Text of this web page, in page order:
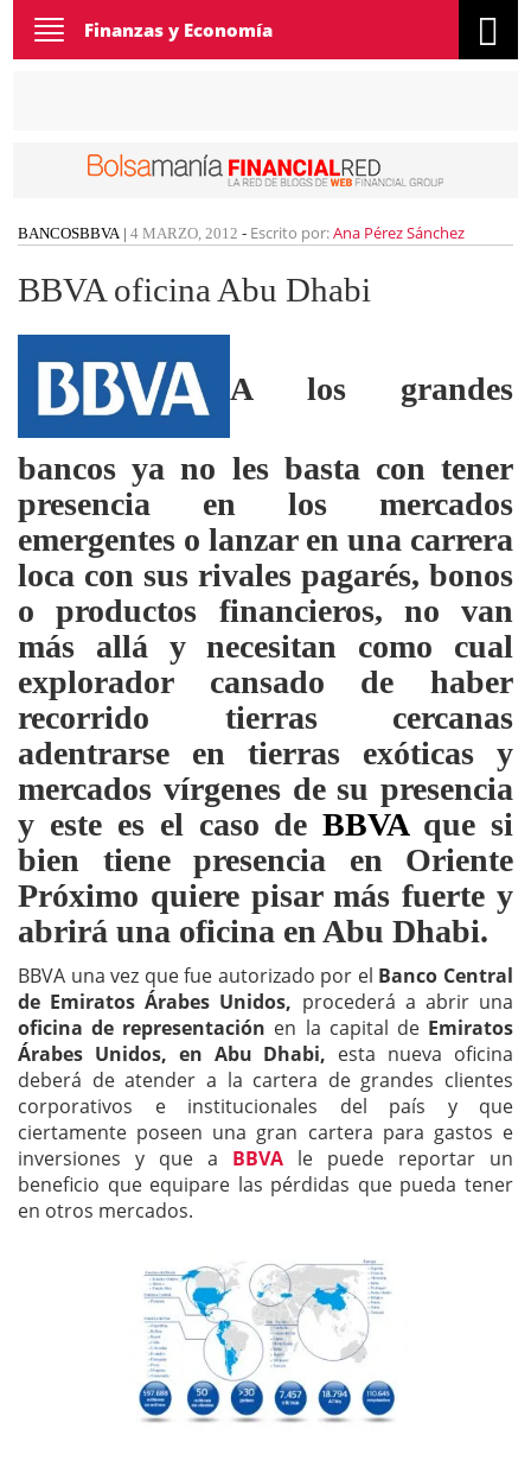
Toggle
navigation
Finanzas y Economía
BANCOSBBVA| 4 MARZO, 2012 - Escrito por:Ana Pérez Sánchez
BBVA oficina Abu Dhabi
A los grandes
bancos ya no les basta con tener
presencia en los mercados
emergentes o lanzar en una carrera
loca con sus rivales pagarés, bonos
o productos financieros, no van
más allá y necesitan como cual
explorador cansado de haber
recorrido tierras cercanas
adentrarse en tierras exóticas y
mercados vírgenes de su presencia
y este es el caso de BBVA que si
bien tiene presencia en Oriente
Próximo quiere pisar más fuerte y
abrirá una oficina en Abu Dhabi.
BBVA una vez que fue autorizado por el Banco Central
de Emiratos Árabes Unidos, procederá a abrir una
oficina de representación en la capital de Emiratos
Árabes Unidos, en Abu Dhabi, esta nueva oficina
deberá de atender a la cartera de grandes clientes
corporativos e institucionales del país y que
ciertamente poseen una gran cartera para gastos e
inversiones y que a BBVA le puede reportar un
beneficio que equipare las pérdidas que pueda tener
en otros mercados.